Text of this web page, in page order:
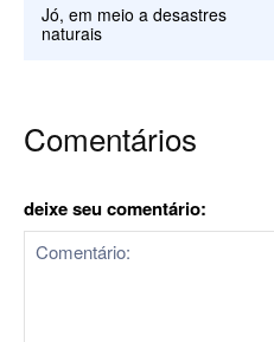
Jó, em meio a desastres
naturais
Comentários
deixe seu comentário: